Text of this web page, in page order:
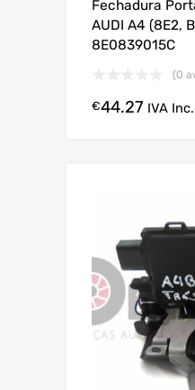
Fechadura
AUDI A4 (8E2,
8E0839015C
(0
€44.27 IVA Inc.